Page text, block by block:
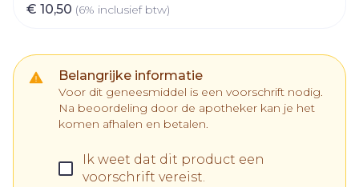
€ 10,50 (6% inclusief btw)
Belangrijke informatie
Voor dit geneesmiddel is een voorschrift nodig.
Na beoordeling door de apotheker kan je het
komen afhalen en betalen.
Ik weet dat dit product een
voorschrift vereist.